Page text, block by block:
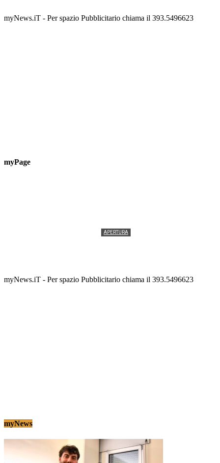
myNews.iT - Per spazio Pubblicitario chiama il 393.5496623
myPage
APERTURA
myNews.iT - Per spazio Pubblicitario chiama il 393.5496623
myNews